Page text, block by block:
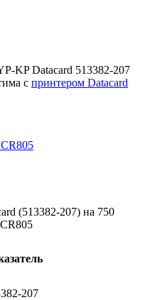
KP Datacard 513382-207
с принтером Datacard
(513382-207) на 750
207